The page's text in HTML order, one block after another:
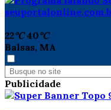
22°C 40°C
Balsas, MA
Publicidade